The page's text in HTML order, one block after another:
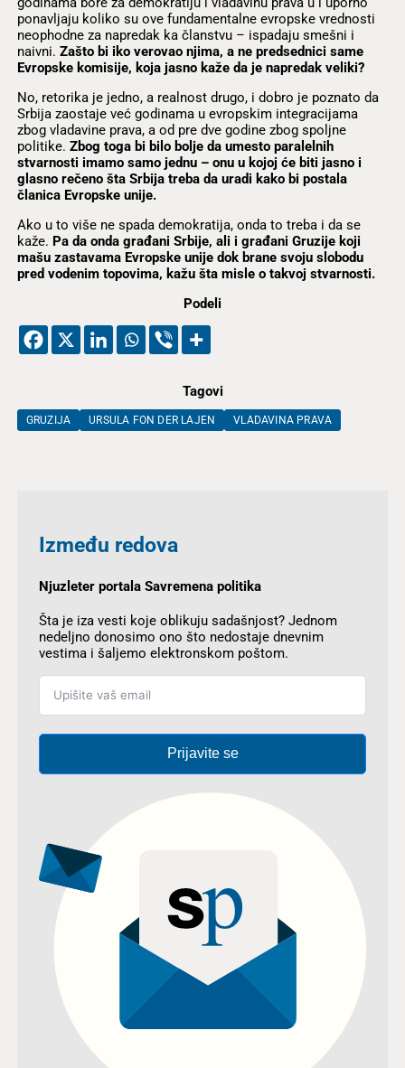
ponavljaju koliko su ove fundamentalne evropske vrednosti
neophodne za napredak ka članstvu – ispadaju smešni i
naivni. Zašto bi iko verovao njima, a ne predsednici same
Evropske komisije, koja jasno kaže da je napredak veliki?
No, retorika je jedno, a realnost drugo, i dobro je poznato da
Srbija zaostaje već godinama u evropskim integracijama
zbog vladavine prava, a od pre dve godine zbog spoljne
politike. Zbog toga bi bilo bolje da umesto paralelnih
stvarnosti imamo samo jednu – onu u kojoj će biti jasno i
glasno rečeno šta Srbija treba da uradi kako bi postala
članica Evropske unije.
Ako u to više ne spada demokratija, onda to treba i da se
kaže. Pa da onda građani Srbije, ali i građani Gruzije koji
mašu zastavama Evropske unije dok brane svoju slobodu
pred vodenim topovima, kažu šta misle o takvoj stvarnosti.
Podeli
Tagovi
GRUZIJA URSULA FON DER LAJEN VLADAVINA PRAVA
Između redova
Njuzleter portala Savremena politika
Šta je iza vesti koje oblikuju sadašnjost? Jednom
nedeljno donosimo ono što nedostaje dnevnim
vestima i šaljemo elektronskom poštom.
Prijavite se